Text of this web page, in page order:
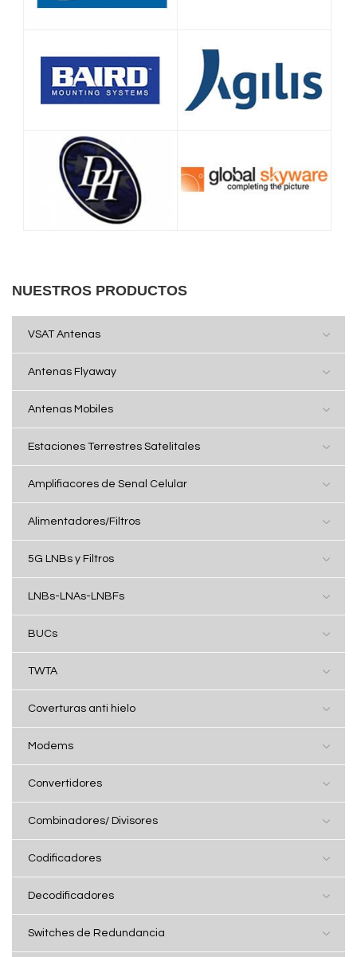
NUESTROS PRODUCTOS
VSAT Antenas
Antenas Flyaway
Antenas Mobiles
Estaciones Terrestres Satelitales
Amplifiacores de Senal Celular
Alimentadores/Filtros
5G LNBs y Filtros
LNBs-LNAs-LNBFs
BUCs
TWTA
Coverturas anti hielo
Modems
Convertidores
Combinadores/ Divisores
Codificadores
Decodificadores
Switches de Redundancia